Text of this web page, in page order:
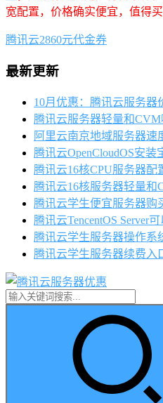
宽配置，价格确实便宜，值得买
腾讯云2860元代金券
最新更新
10月优惠：腾讯云服务器
腾讯云服务器轻量和CVM
阿里云南京地域服务器速
腾讯云OpenCloudOS安
腾讯云16核CPU服务器配
腾讯云16核服务器轻量和
腾讯云学生便宜服务器购
腾讯云TencentOS Server
腾讯云学生服务器操作系
腾讯云学生服务器续费入